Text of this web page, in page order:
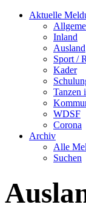
Aktuelle
Inland
Ausland
Sport /
Kader
Tanzen
WDSF
Corona
Archiv
Alle
Suchen